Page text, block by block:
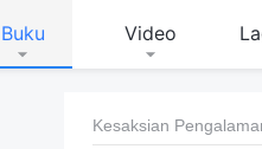
Buku Video
Kesaksian